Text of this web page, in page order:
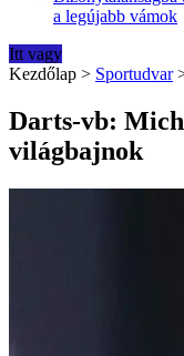
a legújabb vámok
Itt vagy
Kezdőlap > Sportudvar
Darts-vb:
világbajnok